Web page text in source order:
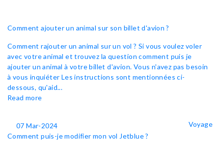
Comment ajouter un animal sur son billet d'avion ?
Comment rajouter un animal sur un vol ? Si vous voulez voler
avec votre animal et trouvez la question comment puis je
ajouter un animal à votre billet d'avion. Vous n'avez pas besoin
à vous inquiéter Les instructions sont mentionnées ci-
dessous, qu'aid...
Read more
07 Mar-2024
Voyage
Comment puis-je modifier mon vol Jetblue ?